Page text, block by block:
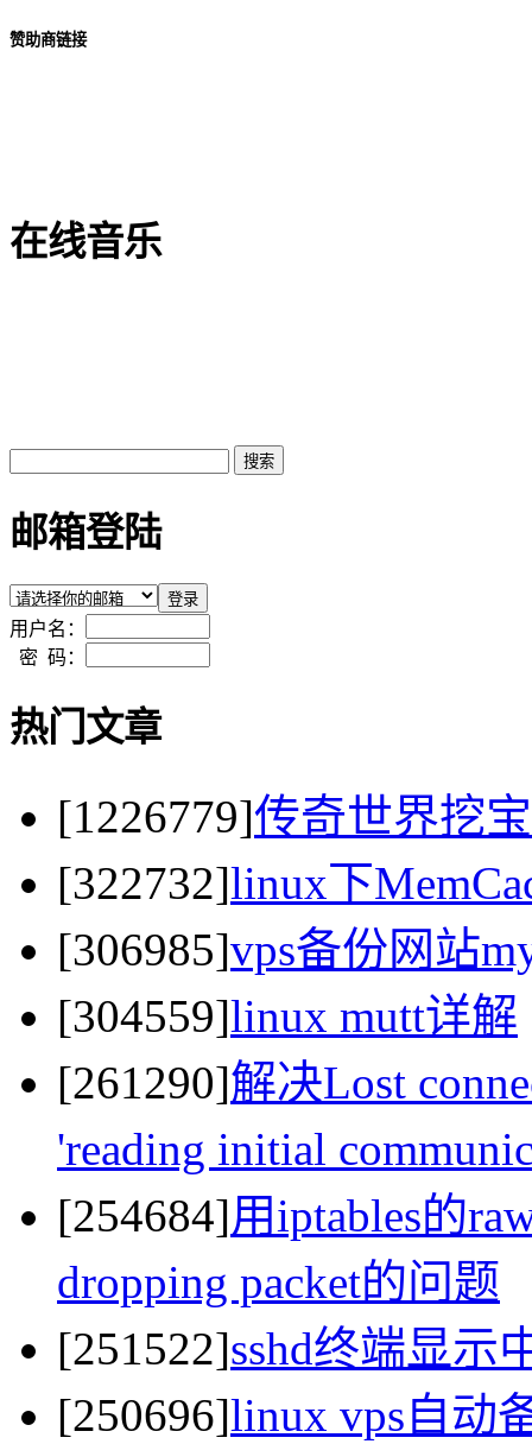
赞助商链接
在线音乐
邮箱登陆
用户名：
密 码：
热门文章
[1226779]传奇世界挖
[322732]linux下
[306985]vps备份网站
[304559]linux mutt详解
[261290]解决Lost
'reading initial
[254684]用iptables的
dropping packet的问题
[251522]sshd终端显示
[250696]linux vps自动